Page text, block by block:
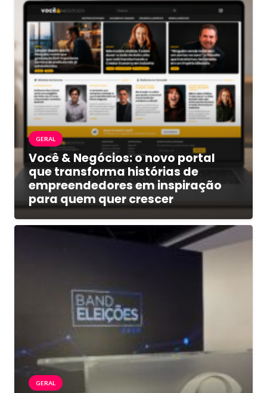
GERAL
Você & Negócios: o novo portal
que transforma histórias de
empreendedores em inspiração
para quem quer crescer
GERAL